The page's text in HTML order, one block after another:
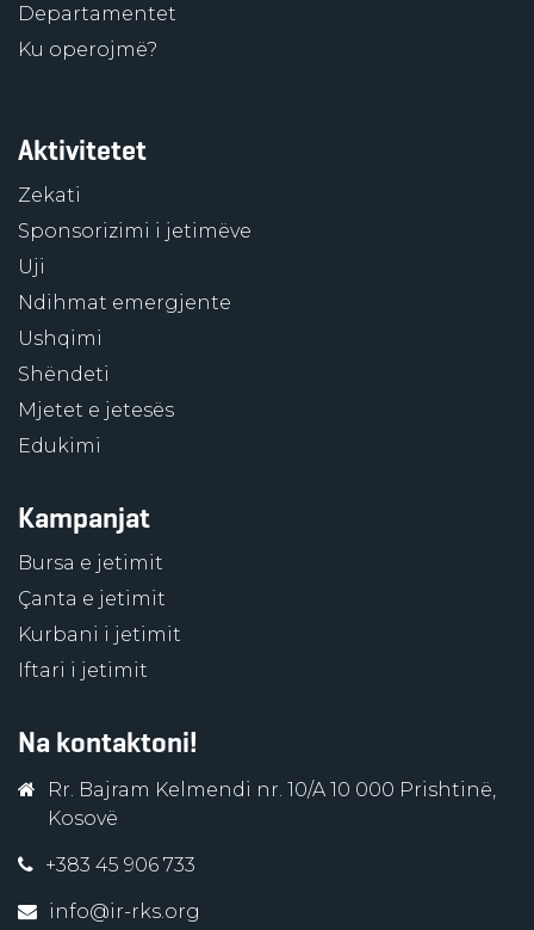
Departamentet
Ku operojmë?
Aktivitetet
Zekati
Sponsorizimi i jetimëve
Uji
Ndihmat emergjente
Ushqimi
Shëndeti
Mjetet e jetesës
Edukimi
Kampanjat
Bursa e jetimit
Çanta e jetimit
Kurbani i jetimit
Iftari i jetimit
Na kontaktoni!
Rr. Bajram Kelmendi nr. 10/A 10 000 Prishtinë,
Kosovë
+383 45 906 733
info@ir-rks.org